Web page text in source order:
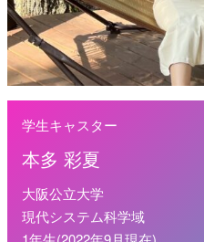
学生キャスター
本多 彩夏
大阪公立大学
現代システム科学域